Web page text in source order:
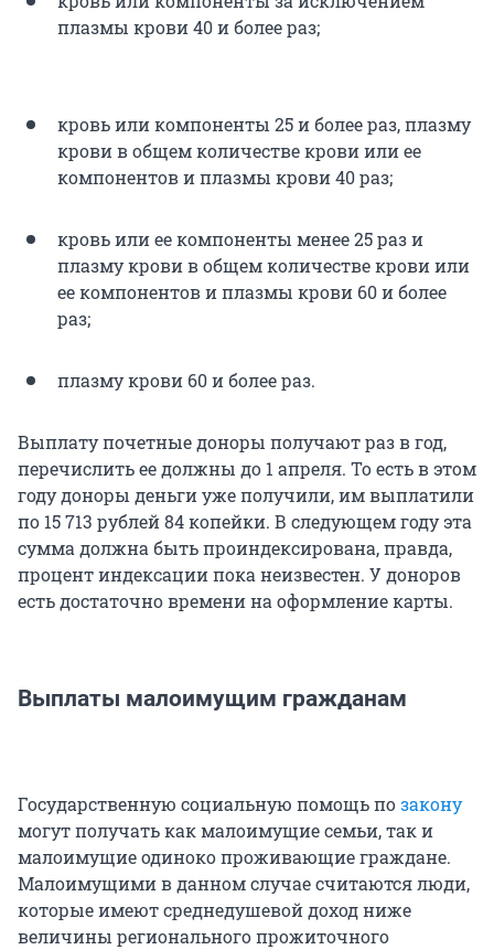
плазмы крови 40 и более раз;
кровь или компоненты 25 и более раз, плазму
крови в общем количестве крови или ее
компонентов и плазмы крови 40 раз;
кровь или ее компоненты менее 25 раз и
плазму крови в общем количестве крови или
ее компонентов и плазмы крови 60 и более
раз;
плазму крови 60 и более раз.
Выплату почетные доноры получают раз в год,
перечислить ее должны до 1 апреля. То есть в этом
году доноры деньги уже получили, им выплатили
по 15 713 рублей 84 копейки. В следующем году эта
сумма должна быть проиндексирована, правда,
процент индексации пока неизвестен. У доноров
есть достаточно времени на оформление карты.
Выплаты малоимущим гражданам
Государственную социальную помощь позакону
могут получать как малоимущие семьи, так и
малоимущие одиноко проживающие граждане.
Малоимущими в данном случае считаются люди,
которые имеют среднедушевой доход ниже
величины регионального прожиточного